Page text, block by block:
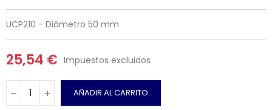
UCP210 - Diámetro 50 mm
25,54 € Impuestos excluidos
AÑADIR AL CARRITO